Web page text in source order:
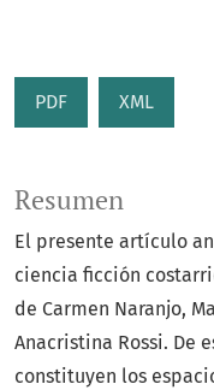
PDF XML
Resumen
El presente artículo
ciencia ficción
de Carmen Naranjo,
Anacristina Rossi. De
constituyen los